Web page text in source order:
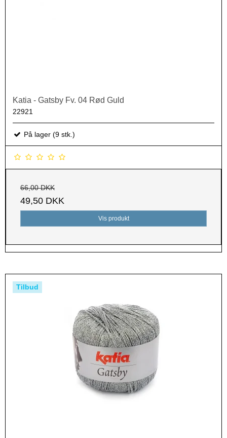
Katia - Gatsby Fv. 04 Rød Guld
22921
På lager (9 stk.)
66,00 DKK
49,50 DKK
Vis produkt
Tilbud